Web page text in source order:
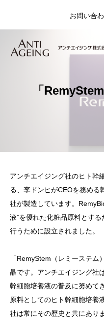
お問い合
「
アンチエイジング社のヒト幹
る、李ドンヒがCEOを務める
社が製造しています。
液”を優れた化粧品原料とす
行うために設立されました。
「RemyStem（レミーステ
晶です。アンチエイジング社
幹細胞培養液の普及に努めて
原料としてのヒト幹細胞培養
社は常にその歴史と共にあり